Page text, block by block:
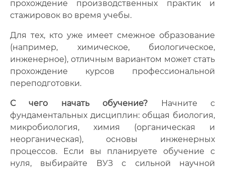
прохождение производственных практик и
стажировок во время учебы.
Для тех, кто уже имеет смежное образование
(например, химическое, биологическое,
инженерное), отличным вариантом может стать
прохождение курсов профессиональной
переподготовки.
С чего начать обучение? Начните с
фундаментальных дисциплин: общая биология,
микробиология, химия (органическая и
неорганическая), основы инженерных
процессов. Если вы планируете обучение с
нуля, выбирайте ВУЗ с сильной научной